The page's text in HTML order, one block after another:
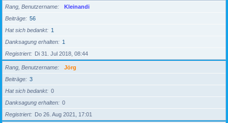
Rang, Benutzername
Kleinandi
Beiträge
56
Hat sich bedankt
1
Danksagung erhalten
1
Registriert
Di 31. Jul 2018, 08:44
Rang, Benutzername
Jörg
Beiträge
3
Hat sich bedankt
0
Danksagung erhalten
0
Registriert
Do 26. Aug 2021, 17:01